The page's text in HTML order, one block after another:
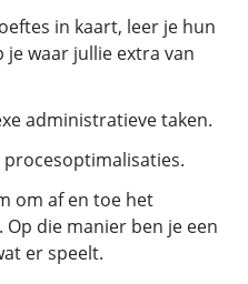
in kaart, leer je hun
waar jullie extra van
administratieve taken.
om af en toe het
die manier ben je een
er speelt.